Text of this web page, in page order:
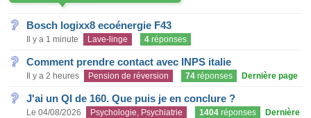
Bosch logixx8 ecoénergie F43
Il y a 1 minute Lave-linge 4 réponses
Comment prendre contact avec INPS italie
Il y a 2 heures Pension de réversion 74 réponses Dernière page
J'ai un QI de 160. Que puis je en conclure ?
Le 04/08/2026 Psychologie, Psychiatrie 1404 réponses
Dernière